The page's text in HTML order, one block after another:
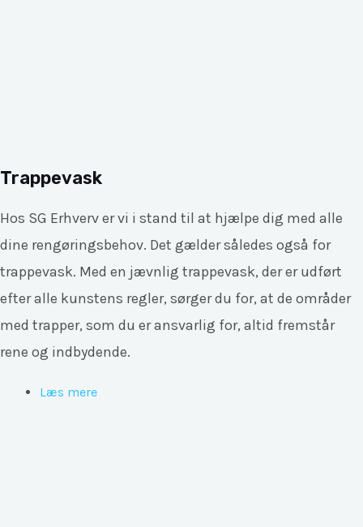
Trappevask
Hos SG Erhverv er vi i stand til at hjælpe dig med alle
dine rengøringsbehov. Det gælder således også for
trappevask. Med en jævnlig trappevask, der er udført
efter alle kunstens regler, sørger du for, at de områder
med trapper, som du er ansvarlig for, altid fremstår
rene og indbydende.
Læs mere